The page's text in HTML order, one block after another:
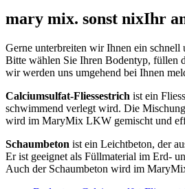
mary mix. sonst nixIhr
Gerne unterbreiten wir Ihnen ein schnell
Bitte wählen Sie Ihren Bodentyp, füllen
wir werden uns umgehend bei Ihnen
Calciumsulfat-Fliessestrich ist ein
schwimmend verlegt wird. Die
wird im MaryMix LKW gemischt und
Schaumbeton ist ein Leichtbeton, der
Er ist geeignet als Füllmaterial im Erd-
Auch der Schaumbeton wird im